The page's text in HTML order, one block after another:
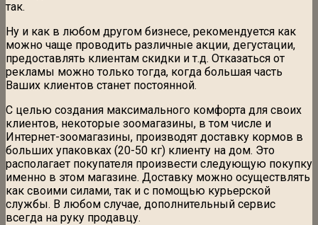
так.
Ну и как в любом другом бизнесе, рекомендуется как
можно чаще проводить различные акции, дегустации,
предоставлять клиентам скидки и т.д. Отказаться от
рекламы можно только тогда, когда большая часть
Ваших клиентов станет постоянной.
С целью создания максимального комфорта для своих
клиентов, некоторые зоомагазины, в том числе и
Интернет-зоомагазины, производят доставку кормов в
больших упаковках (20-50 кг) клиенту на дом. Это
располагает покупателя произвести следующую покупку
именно в этом магазине. Доставку можно осуществлять
как своими силами, так и с помощью курьерской
службы. В любом случае, дополнительный сервис
всегда на руку продавцу.